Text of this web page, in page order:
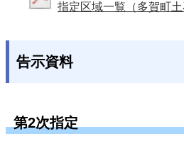
指定区域一覧（多賀町土
告示資料
第2次指定